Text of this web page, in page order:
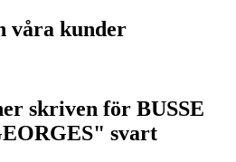
våra kunder
skriven för BUSSE
svart